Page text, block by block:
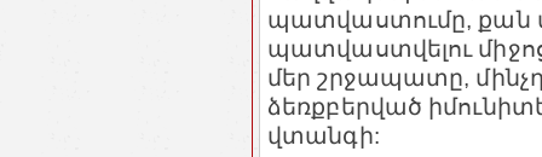
պատվաստումը, քան
պատվաստվելու
մեր շրջապատը,
ձեռքբերված
վտանգի: